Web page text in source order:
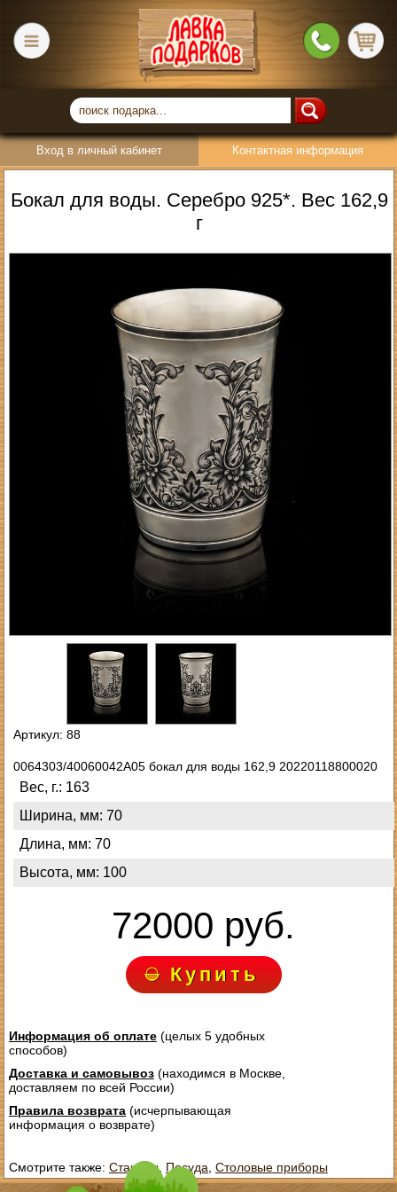
Вход в личный кабинет Контактная информация
Бокал для воды. Серебро 925*. Вес 162,9
г
Артикул: 88
0064303/40060042А05 бокал для воды 162,9 20220118800020
Вес, г.: 163
Ширина, мм: 70
Длина, мм: 70
Высота, мм: 100
72000 руб.
Купить
Информация об оплате(целых 5 удобных
способов)
Доставка и самовывоз(находимся в Москве,
доставляем по всей России)
Правила возврата(исчерпывающая
информация о возврате)
Смотрите также: Стаканы, Посуда Столовые приборы